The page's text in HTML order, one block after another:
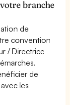
branche
de
convention
/ Directrice
de
les